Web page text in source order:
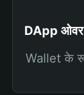
DApp
Wallet के